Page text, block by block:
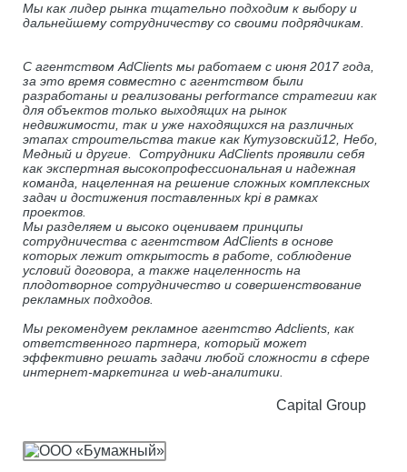
Мы как лидер рынка тщательно подходим к выбору и
дальнейшему сотрудничеству со своими подрядчикам.
С агентством AdClients мы работаем с июня 2017 года,
за это время совместно с агентством были
разработаны и реализованы performance стратегии как
для объектов только выходящих на рынок
недвижимости, так и уже находящихся на различных
этапах строительства такие как Кутузовский12, Небо,
Медный и другие. Сотрудники AdClients проявили себя
как экспертная высокопрофессиональная и надежная
команда, нацеленная на решение сложных комплексных
задач и достижения поставленных kpi в рамках
проектов.
Мы разделяем и высоко оцениваем принципы
сотрудничества с агентством AdClients в основе
которых лежит открытость в работе, соблюдение
условий договора, а также нацеленность на
плодотворное сотрудничество и совершенствование
рекламных подходов.
Мы рекомендуем рекламное агентство Adclients, как
ответственного партнера, который может
эффективно решать задачи любой сложности в сфере
интернет-маркетинга и web-аналитики.
Capital Group